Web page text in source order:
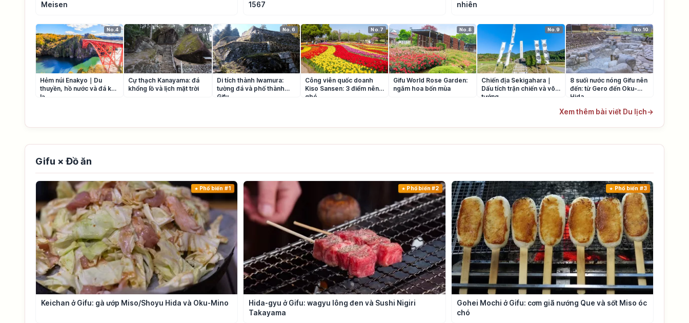
Meisen
1567
nhiên
No.4
Hẻm núi Enakyo｜Du
thuyền, hồ nước và đá kỳ
lạ
No.5
Cự thạch Kanayama: đá
khổng lồ và lịch mặt trời
No.6
Di tích thành Iwamura:
tường đá và phố thành
Gifu
No.7
Công viên quốc doanh
Kiso Sansen: 3 điểm nên
ghé
No.8
Gifu World Rose Garden:
ngắm hoa bốn mùa
No.9
Chiến địa Sekigahara｜
Dấu tích trận chiến và võ
tướng
No.10
8 suối nước nóng Gifu nên
đến: từ Gero đến Oku-
Hida
Xem thêm bài viết Du lịch→
Gifu × Đồ ăn
Phổ biến #1
Keichan ở Gifu: gà ướp Miso/Shoyu Hida và Oku-Mino
Phổ biến #2
Hida-gyu ở Gifu: wagyu lông đen và Sushi Nigiri
Takayama
Phổ biến #3
Gohei Mochi ở Gifu: cơm giã nướng Que và sốt Miso óc
chó